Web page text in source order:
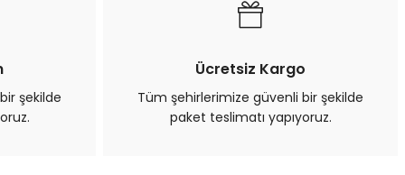
şekilde
Ücretsiz Kargo
Tüm şehirlerimize güvenli bir şekilde
paket teslimatı yapıyoruz.